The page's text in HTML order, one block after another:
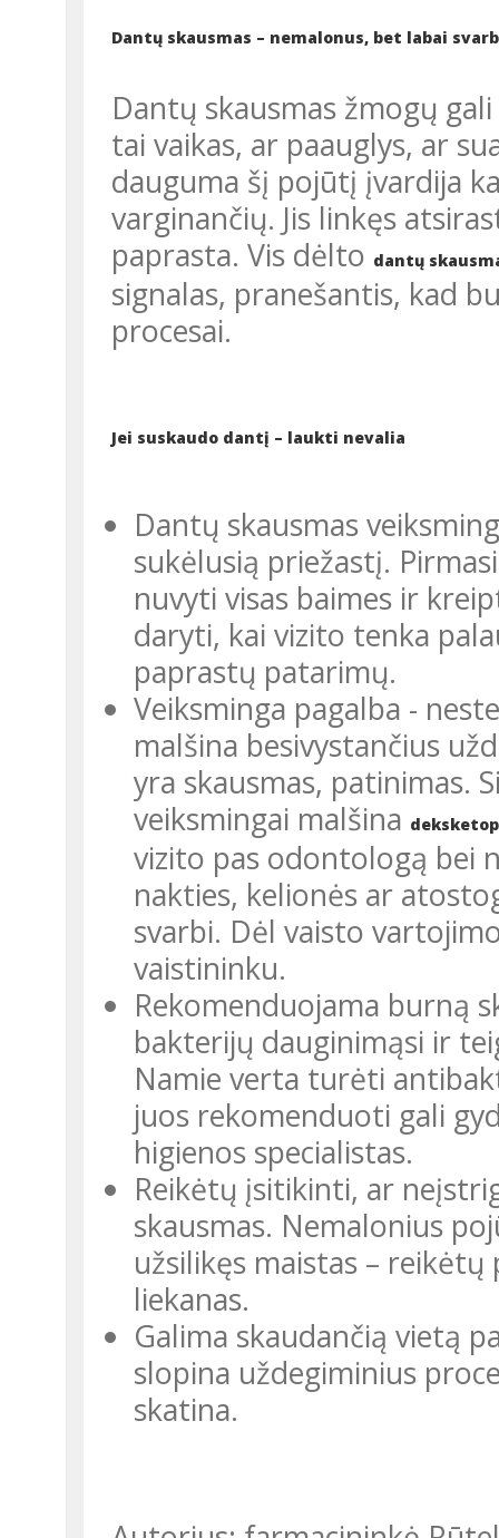
Dantų skausmas – nemalonus, bet labai
Dantų skausmas žmogų gali tiesiog „varyti iš proto“. Nesvarbu, ar
tai vaikas, ar paauglys, ar
dauguma šį pojūtį įvardija
varginančių. Jis linkęs
paprasta. Vis dėlto dantų
signalas, pranešantis, kad
procesai.
Jei suskaudo dantį – laukti nevalia
Dantų skausmas
sukėlusią priežastį.
nuvyti visas baimes ir
daryti, kai vizito tenka
paprastų patarimų.
Veiksminga pagalba -
malšina besivystančius
yra skausmas, patinimas.
veiksmingai malšina
vizito pas odontologą bei
nakties, kelionės ar
svarbi. Dėl vaisto
vaistininku.
Rekomenduojama burną
bakterijų dauginimąsi ir
Namie verta turėti
juos rekomenduoti gali
higienos specialistas.
Reikėtų įsitikinti, ar
skausmas. Nemalonius
užsilikęs maistas –
liekanas.
Galima skaudančią vietą
slopina uždegiminius
skatina.